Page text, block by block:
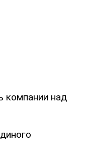
компании над